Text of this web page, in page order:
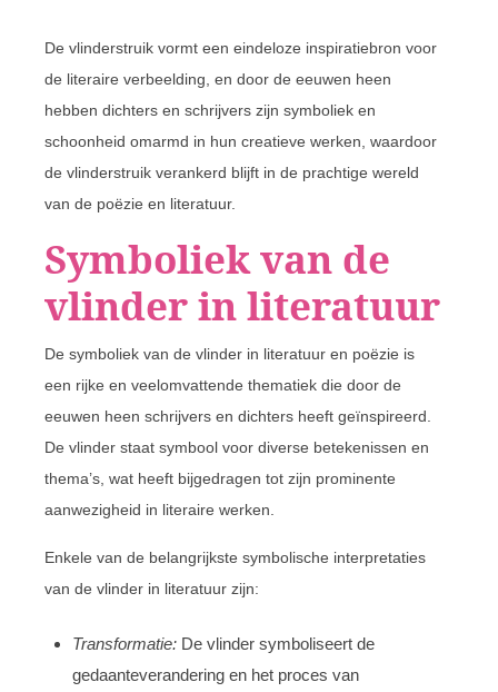
De vlinderstruik vormt een eindeloze inspiratiebron voor
de literaire verbeelding, en door de eeuwen heen
hebben dichters en schrijvers zijn symboliek en
schoonheid omarmd in hun creatieve werken, waardoor
de vlinderstruik verankerd blijft in de prachtige wereld
van de poëzie en literatuur.
Symboliek van de
vlinder in literatuur
De symboliek van de vlinder in literatuur en poëzie is
een rijke en veelomvattende thematiek die door de
eeuwen heen schrijvers en dichters heeft geïnspireerd.
De vlinder staat symbool voor diverse betekenissen en
thema’s, wat heeft bijgedragen tot zijn prominente
aanwezigheid in literaire werken.
Enkele van de belangrijkste symbolische interpretaties
van de vlinder in literatuur zijn:
Transformatie: De vlinder symboliseert de
gedaanteverandering en het proces van